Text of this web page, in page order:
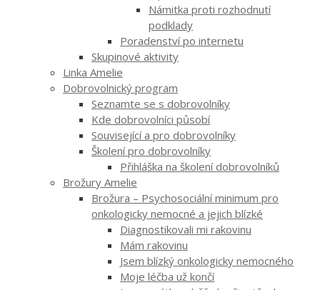
Námitka proti rozhodnutí
podklady
Poradenství po internetu
Skupinové aktivity
Linka Amelie
Dobrovolnický program
Seznamte se s dobrovolníky
Kde dobrovolníci působí
Související a pro dobrovolníky
Školení pro dobrovolníky
Přihláška na školení dobrovolníků
Brožury Amelie
Brožura – Psychosociální minimum pro
onkologicky nemocné a jejich blízké
Diagnostikovali mi rakovinu
Mám rakovinu
Jsem blízký onkologicky nemocného
Moje léčba už končí